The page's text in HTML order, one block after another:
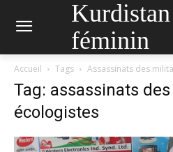
féminin
Accueil Tags Assassinats des
Tag: assassinats
écologistes